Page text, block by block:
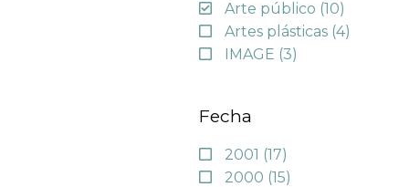
Arte público (10)
Artes plásticas (4)
IMAGE (3)
Fecha
2001 (17)
2000 (15)